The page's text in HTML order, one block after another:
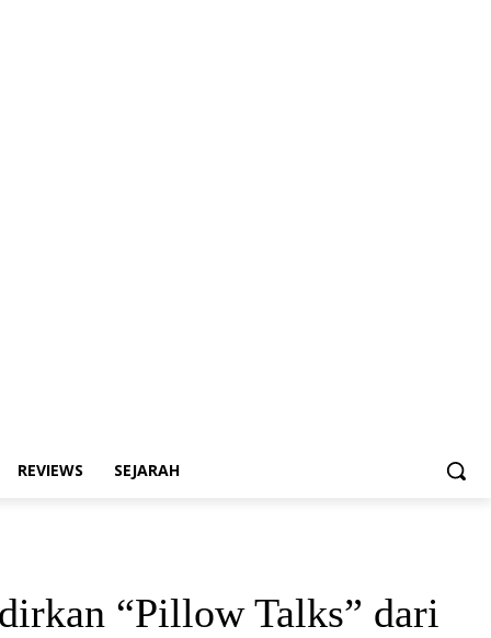
REVIEWS SEJARAH
“Pillow Talks” dari